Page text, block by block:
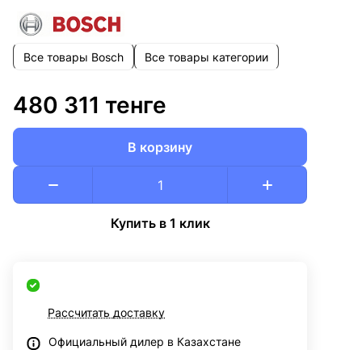
Все товары Bosch Все товары категории
480 311 тенге
В корзину
Купить в 1 клик
Рассчитать доставку
Официальный дилер в Казахстане